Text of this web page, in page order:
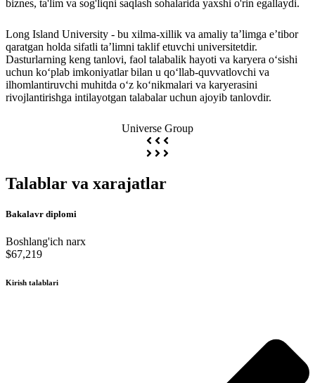
biznes, ta'lim va sog'liqni saqlash sohalarida yaxshi o'rin egallaydi.
Long Island University - bu xilma-xillik va amaliy ta’limga e’tibor
qaratgan holda sifatli ta’limni taklif etuvchi universitetdir.
Dasturlarning keng tanlovi, faol talabalik hayoti va karyera o‘sishi
uchun ko‘plab imkoniyatlar bilan u qo‘llab-quvvatlovchi va
ilhomlantiruvchi muhitda o‘z ko‘nikmalari va karyerasini
rivojlantirishga intilayotgan talabalar uchun ajoyib tanlovdir.
Universe Group
Talablar va xarajatlar
Bakalavr diplomi
Boshlang'ich narx
$67,219
Kirish talablari